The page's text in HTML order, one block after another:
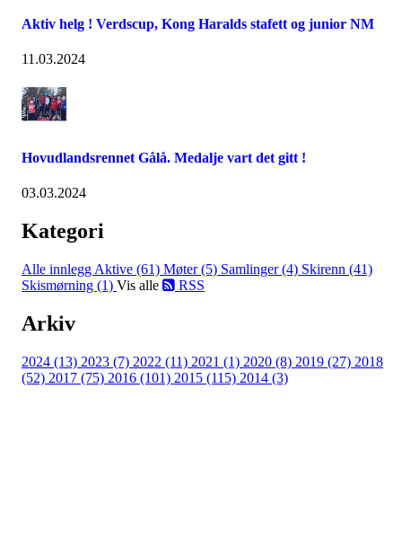
Aktiv helg ! Verdscup, Kong Haralds stafett og junior NM
11.03.2024
Hovudlandsrennet Gålå. Medalje vart det gitt !
03.03.2024
Kategori
Alle innlegg Aktive (61) Møter (5) Samlinger (4) Skirenn (41)
Skismørning (1) Vis alle RSS
Arkiv
2024 (13) 2023 (7) 2022 (11) 2021 (1) 2020 (8) 2019 (27) 2018
(52) 2017 (75) 2016 (101) 2015 (115) 2014 (3)